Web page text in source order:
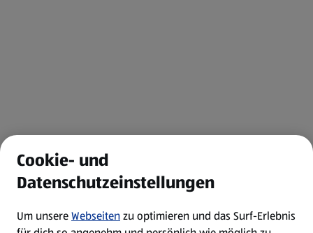
Cookie- und
Datenschutzeinstellungen
Um unsereWebseitenzu optimieren und das Surf-Erlebnis